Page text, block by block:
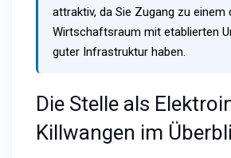
attraktiv, da Sie Zugang zu einem
Wirtschaftsraum mit etablierten
guter Infrastruktur haben.
Die Stelle als
Killwangen im